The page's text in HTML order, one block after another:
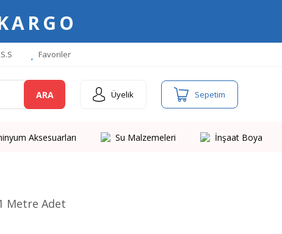
Favoriler
ARA Üyelik Sepetim
Aksesuarları Su Malzemeleri İnşaat Boya
Metre Adet